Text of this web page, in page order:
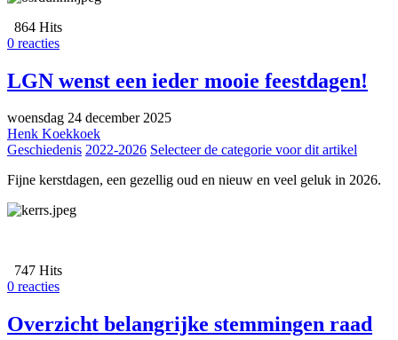
864 Hits
0 reacties
LGN wenst een ieder mooie feestdagen!
woensdag 24 december 2025
Henk Koekkoek
Geschiedenis 2022-2026 Selecteer de categorie voor dit artikel
Fijne kerstdagen, een gezellig oud en nieuw en veel geluk in 2026.
747 Hits
0 reacties
Overzicht belangrijke stemmingen raad